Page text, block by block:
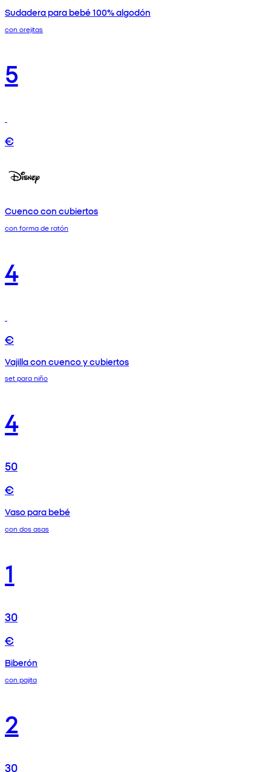
Sudadera para bebé 100% algodón
con orejitas
5
€
Cuenco con cubiertos
con forma de ratón
4
€
Vajilla con cuenco y cubiertos
set para niño
4
50
€
Vaso para bebé
con dos asas
1
30
€
Biberón
con pajita
2
30